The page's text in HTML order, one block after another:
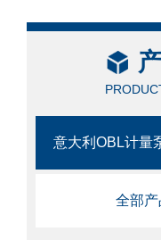
意大利OBL计量
全部